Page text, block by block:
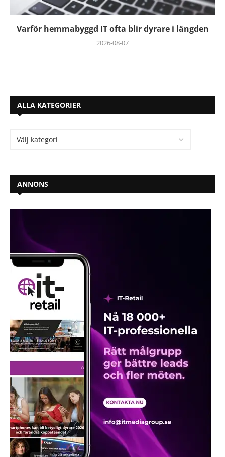
Varför hemmabyggd IT ofta blir dyrare i längden
2026-08-07
ALLA KATEGORIER
ANNONS